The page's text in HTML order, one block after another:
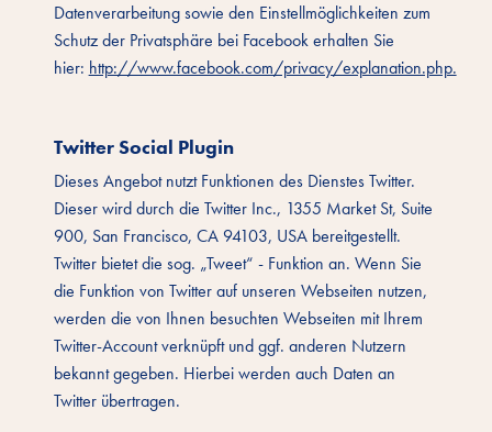
Datenverarbeitung sowie den Einstellmöglichkeiten zum
Schutz der Privatsphäre bei Facebook erhalten Sie
hier: http://www.facebook.com/privacy/explanation.php.
Twitter Social Plugin
Dieses Angebot nutzt Funktionen des Dienstes Twitter.
Dieser wird durch die Twitter Inc., 1355 Market St, Suite
900, San Francisco, CA 94103, USA bereitgestellt.
Twitter bietet die sog. „Tweet“ - Funktion an. Wenn Sie
die Funktion von Twitter auf unseren Webseiten nutzen,
werden die von Ihnen besuchten Webseiten mit Ihrem
Twitter-Account verknüpft und ggf. anderen Nutzern
bekannt gegeben. Hierbei werden auch Daten an
Twitter übertragen.